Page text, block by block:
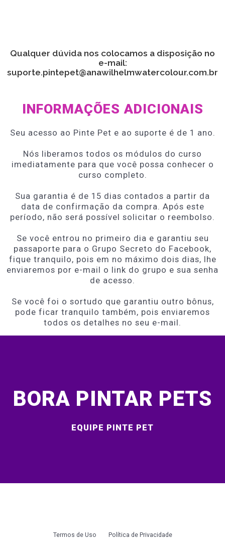
Qualquer dúvida nos colocamos a disposição no
e-mail:
suporte.pintepet@anawilhelmwatercolour.com.br
INFORMAÇÕES ADICIONAIS
Seu acesso ao Pinte Pet e ao suporte é de 1 ano.
Nós liberamos todos os módulos do curso
imediatamente para que você possa conhecer o
curso completo.
Sua garantia é de 15 dias contados a partir da
data de confirmação da compra. Após este
período, não será possível solicitar o reembolso.
Se você entrou no primeiro dia e garantiu seu
passaporte para o Grupo Secreto do Facebook,
fique tranquilo, pois em no máximo dois dias, lhe
enviaremos por e-mail o link do grupo e sua senha
de acesso.
Se você foi o sortudo que garantiu outro bônus,
pode ficar tranquilo também, pois enviaremos
todos os detalhes no seu e-mail.
BORA PINTAR PETS
EQUIPE PINTE PET
Termos de Uso Política de Privacidade